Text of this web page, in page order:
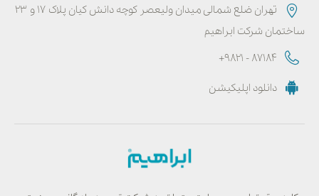
تهران ضلع شمالی میدان ولیعصر کوچه دانش کیان پلاک ۱۷ و ۲۳
ساختمان شرکت ابراهیم
+9821 - 87184
دانلود اپلیکیشن